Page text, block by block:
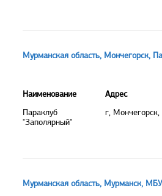
Мурманская область, Мончегорск,
Наименование
Параклуб
"Заполярный"
Адрес
г,
Мурманская область, Мурманск,